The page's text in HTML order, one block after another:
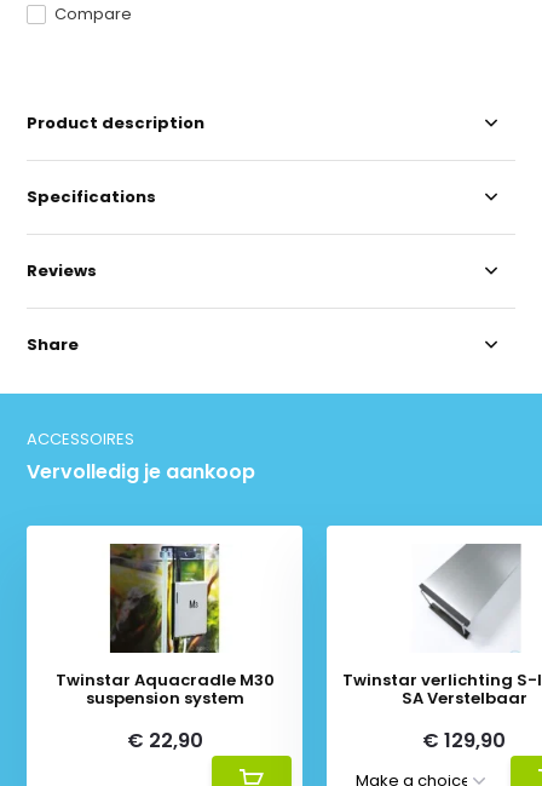
Compare
Product description
Specifications
Reviews
Share
ACCESSOIRES
Vervolledig je aankoop
Twinstar Aquacradle M30
suspension system
€ 22,90
Twinstar verlichting S-
SA Verstelbaar
€ 129,90